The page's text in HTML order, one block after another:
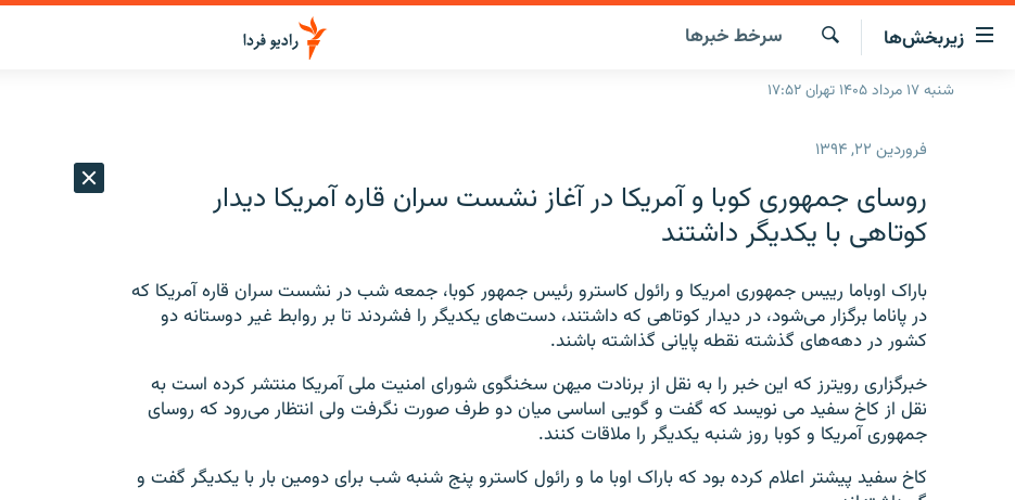
لینک‌های
قابلیت
دسترسی
زیربخش‌ها
صفحه اصلی
انتخاب کنید و بشنوید
برنامه‌های رادیویی
فرکانس‌ها
چندرسانه‌ای
گزارش‌های تصویری
گزارش‌های ویدئویی
جستجو
سرخط‌ خبرها
شنبه ۱۷ مرداد ۱۴۰۵ تهران ۱۷:۵۲
فروردین ۲۲, ۱۳۹۴
روسای جمهوری کوبا و آمریکا در آغاز نشست سران قاره آمریکا دیدار
کوتاهی با یکدیگر داشتند
باراک اوباما رییس جمهوری امریکا و رائول کاسترو رئیس جمهور کوبا، جمعه شب در نشست سران قاره آمریکا که
در پاناما برگزار می‌شود، در دیدار کوتاهی که داشتند، دست‌های یکدیگر را فشردند تا بر روابط غیر دوستانه دو
کشور در دهه‌های گذشته نقطه پایانی گذاشته باشند.
خبرگزاری رویترز که این خبر را به نقل از برنادت میهن سخنگوی شورای امنیت ملی آمریکا منتشر کرده است به
نقل از کاخ سفید می نویسد که گفت و گویی اساسی میان دو طرف صورت نگرفت ولی انتظار می‌رود که روسای
جمهوری آمریکا و کوبا روز شنبه یکدیگر را ملاقات کنند.
کاخ سفید پیشتر اعلام کرده بود که باراک اوبا ما و رائول کاسترو پنج شنبه شب برای دومین بار با یکدیگر گفت و